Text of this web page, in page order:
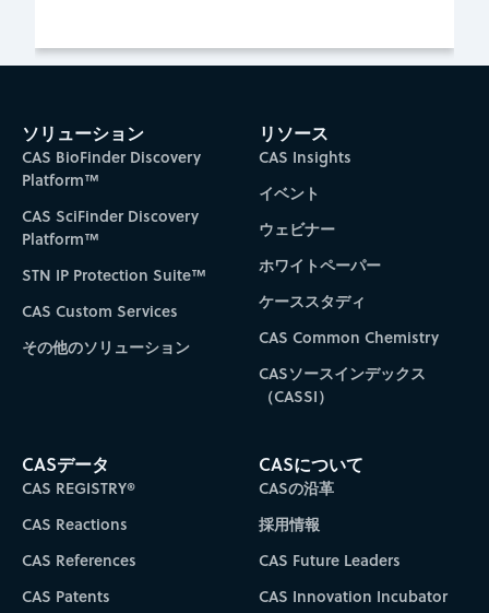
ソリューション
CAS BioFinder Discovery
Platform™
CAS SciFinder Discovery
Platform™
STN IP Protection Suite™
CAS Custom Services
その他のソリューション
リソース
CAS Insights
イベント
ウェビナー
ホワイトペーパー
ケーススタディ
CAS Common Chemistry
CASソースインデックス
（CASSI）
CASデータ
CAS REGISTRY®
CAS Reactions
CAS References
CAS Patents
CASについて
CASの沿革
採用情報
CAS Future Leaders
CAS Innovation Incubator